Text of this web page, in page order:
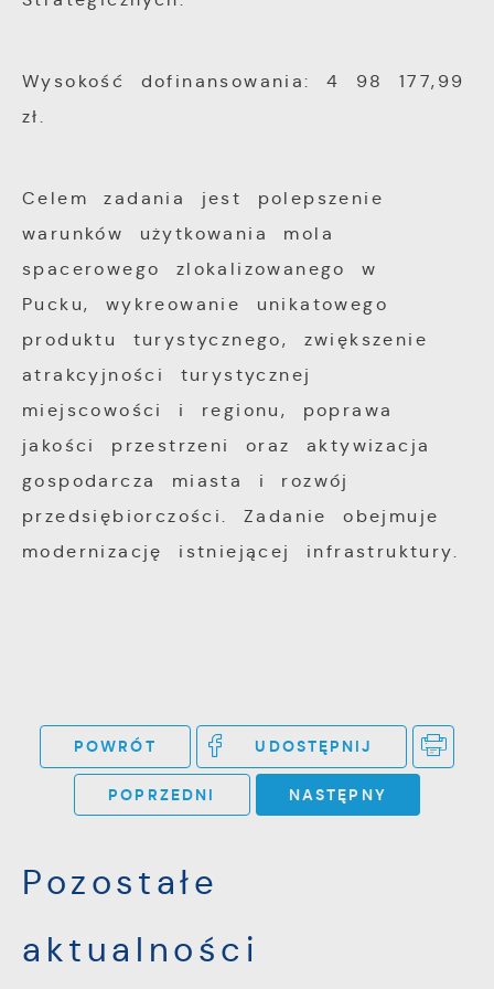
Wysokość dofinansowania: 4 98 177,99
zł.
Celem zadania jest polepszenie
warunków użytkowania mola
spacerowego zlokalizowanego w
Pucku, wykreowanie unikatowego
produktu turystycznego, zwiększenie
atrakcyjności turystycznej
miejscowości i regionu, poprawa
jakości przestrzeni oraz aktywizacja
gospodarcza miasta i rozwój
przedsiębiorczości. Zadanie obejmuje
modernizację istniejącej infrastruktury.
POWRÓT UDOSTĘPNIJ
POPRZEDNI NASTĘPNY
Pozostałe
aktualności